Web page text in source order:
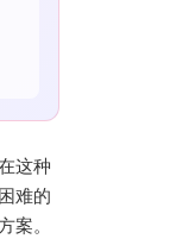
这种
难的
案。